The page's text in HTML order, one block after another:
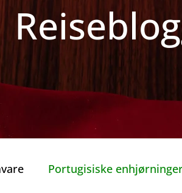
Portugisiske